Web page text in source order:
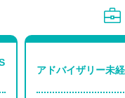
アドバイザリー未